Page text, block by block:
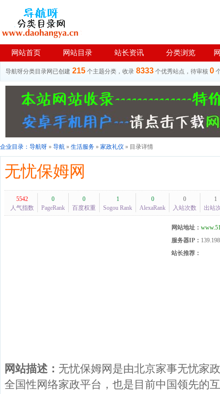
网站首页 网站目录 站长资讯 分类浏览
导航呀分类目录网已创建 215 个主题分类，收录 8333 个优秀站点，待审核 0
企业目录： 导航呀 » 导航 » 生活服务 » 家政礼仪 » 目录详情
无忧保姆网
5542
人气指数
0
PageRank
0
百度权重
1
Sogou Rank
0
AlexaRank
0
入站次数
1
出站
网站地址：
服务器IP：
站长推荐：
网站描述： 无忧保姆网是由北京家事无忧家
全国性网络家政平台，也是目前中国领先的